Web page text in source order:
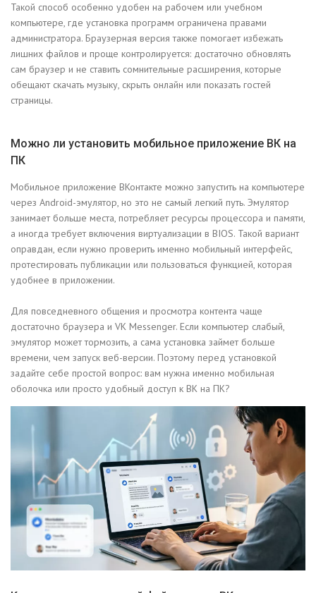
Такой способ особенно удобен на рабочем или учебном
компьютере, где установка программ ограничена правами
администратора. Браузерная версия также помогает избежать
лишних файлов и проще контролируется: достаточно обновлять
сам браузер и не ставить сомнительные расширения, которые
обещают скачать музыку, скрыть онлайн или показать гостей
страницы.
Можно ли установить мобильное приложение ВК на
ПК
Мобильное приложение ВКонтакте можно запустить на компьютере
через Android-эмулятор, но это не самый легкий путь. Эмулятор
занимает больше места, потребляет ресурсы процессора и памяти,
а иногда требует включения виртуализации в BIOS. Такой вариант
оправдан, если нужно проверить именно мобильный интерфейс,
протестировать публикации или пользоваться функцией, которая
удобнее в приложении.
Для повседневного общения и просмотра контента чаще
достаточно браузера и VK Messenger. Если компьютер слабый,
эмулятор может тормозить, а сама установка займет больше
времени, чем запуск веб-версии. Поэтому перед установкой
задайте себе простой вопрос: вам нужна именно мобильная
оболочка или просто удобный доступ к ВК на ПК?